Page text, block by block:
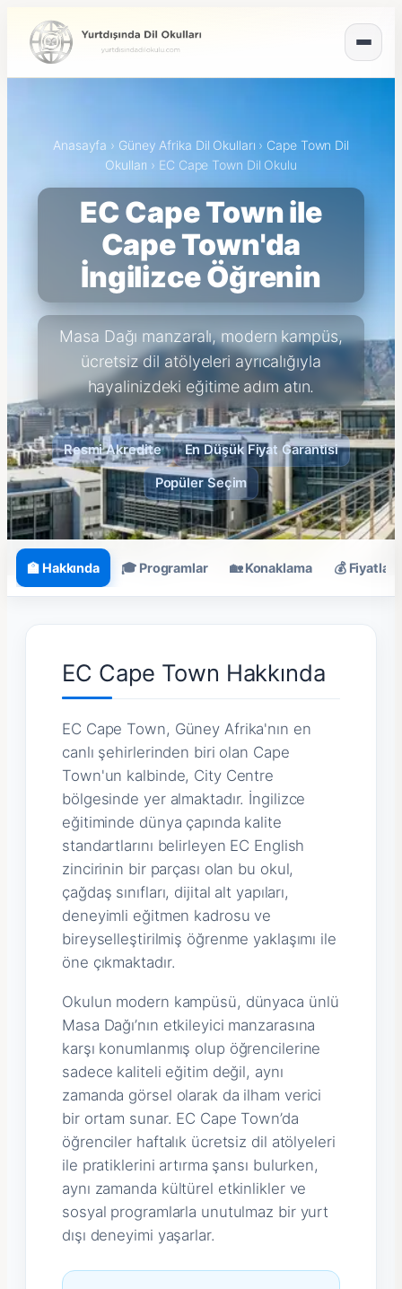
Anasayfa › Güney Afrika Dil Okulları › Cape Town Dil
Okulları › EC Cape Town Dil Okulu
EC Cape Town ile
Cape Town'da
İngilizce Öğrenin
Masa Dağı manzaralı, modern kampüs,
ücretsiz dil atölyeleri ayrıcalığıyla
hayalinizdeki eğitime adım atın.
Resmi Akredite En Düşük Fiyat Garantisi
Popüler Seçim
🏫 Hakkında 🎓 Programlar 🏡 Konaklama 💰 Fiyatlar
EC Cape Town Hakkında
EC Cape Town, Güney Afrika'nın en
canlı şehirlerinden biri olan Cape
Town'un kalbinde, City Centre
bölgesinde yer almaktadır. İngilizce
eğitiminde dünya çapında kalite
standartlarını belirleyen EC English
zincirinin bir parçası olan bu okul,
çağdaş sınıfları, dijital alt yapıları,
deneyimli eğitmen kadrosu ve
bireyselleştirilmiş öğrenme yaklaşımı ile
öne çıkmaktadır.
Okulun modern kampüsü, dünyaca ünlü
Masa Dağı’nın etkileyici manzarasına
karşı konumlanmış olup öğrencilerine
sadece kaliteli eğitim değil, aynı
zamanda görsel olarak da ilham verici
bir ortam sunar. EC Cape Town’da
öğrenciler haftalık ücretsiz dil atölyeleri
ile pratiklerini artırma şansı bulurken,
aynı zamanda kültürel etkinlikler ve
sosyal programlarla unutulmaz bir yurt
dışı deneyimi yaşarlar.